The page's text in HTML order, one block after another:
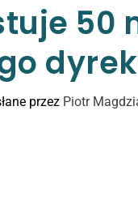
50
przez Piotr